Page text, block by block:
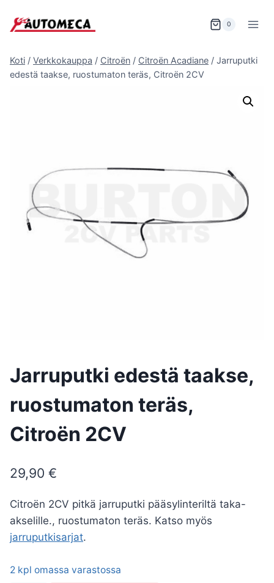
sisältöön
0
Koti / Verkkokauppa / Citroën / Citroën Acadiane / Jarruputki
edestä taakse, ruostumaton teräs, Citroën 2CV
Jarruputki edestä taakse,
ruostumaton teräs,
Citroën 2CV
29,90 €
Citroën 2CV pitkä jarruputki pääsylinteriltä taka-
akselille., ruostumaton teräs. Katso myös
jarruputkisarjat.
2 kpl omassa varastossa